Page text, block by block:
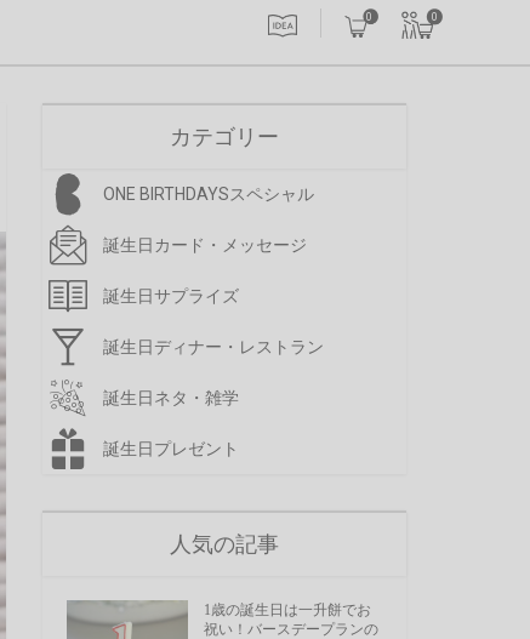
0 0
カテゴリー
ONE BIRTHDAYSスペシャル
誕生日カード・メッセージ
誕生日サプライズ
誕生日ディナー・レストラン
誕生日ネタ・雑学
誕生日プレゼント
人気の記事
1歳の誕生日は一升餅でお
祝い！バースデープランの